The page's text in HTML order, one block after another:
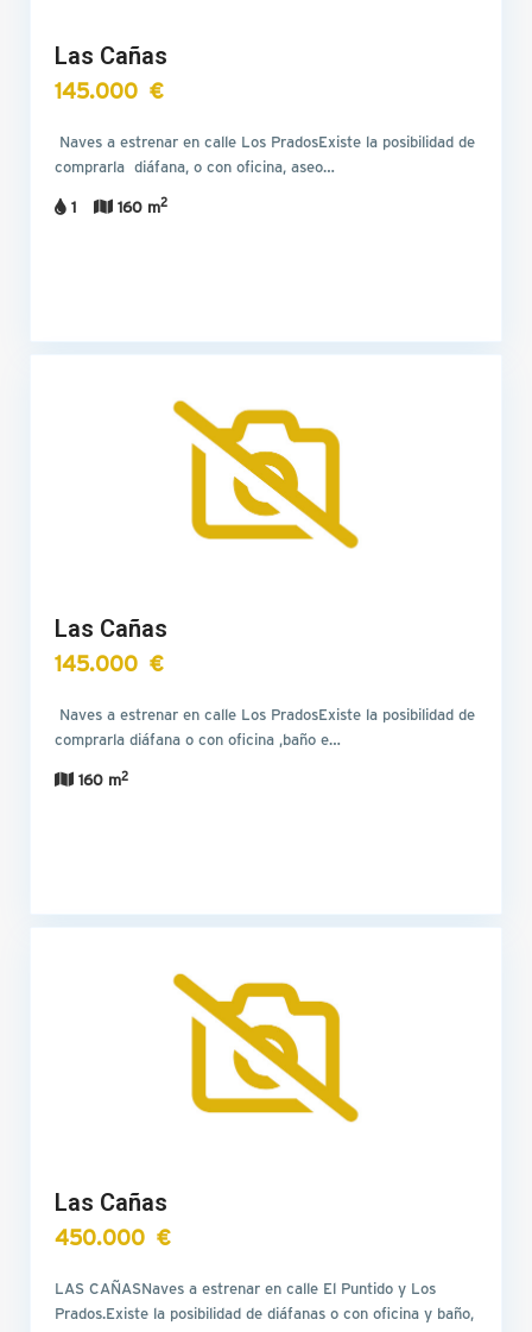
Las Cañas
145.000 €
Naves a estrenar en calle Los PradosExiste la posibilidad de
comprarla diáfana, o con oficina, aseo…
1
160 m2
Las Cañas
145.000 €
Naves a estrenar en calle Los PradosExiste la posibilidad de
comprarla diáfana o con oficina ,baño e…
160 m2
Las Cañas
450.000 €
LAS CAÑASNaves a estrenar en calle El Puntido y Los
Prados.Existe la posibilidad de diáfanas o con oficina y baño,